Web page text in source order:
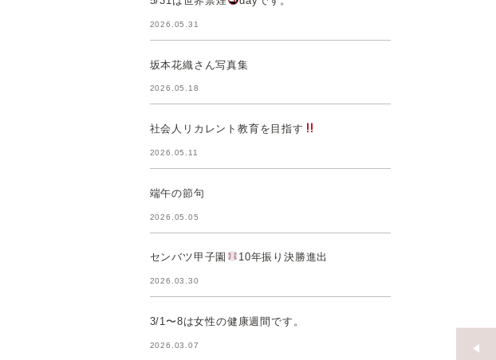
2026.05.31
坂本花織さん写真集
2026.05.18
社会人リカレント教育を目指す
2026.05.11
端午の節句
2026.05.05
センバツ甲子園 10年振り決勝進出
2026.03.30
3/1〜8は女性の健康週間です。
2026.03.07